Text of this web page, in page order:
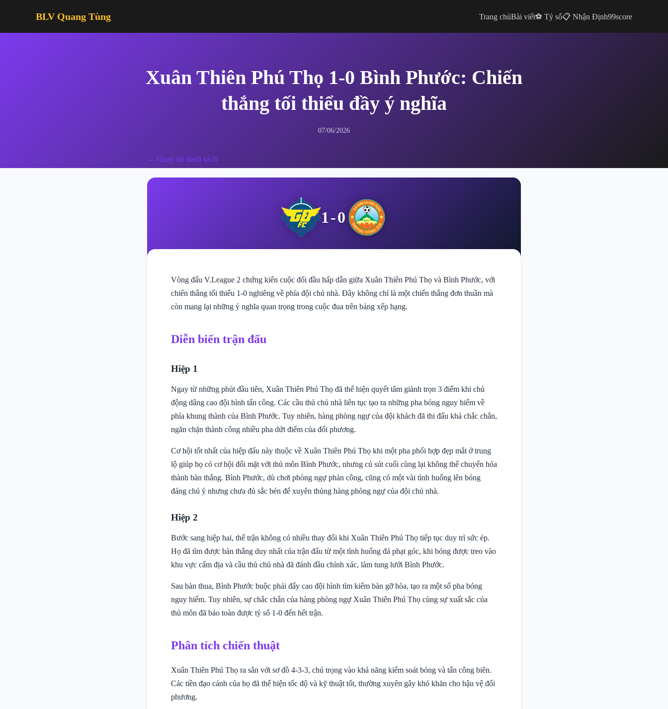
BLV Quang Tùng Trang chủBài viết⚽ Tỷ số📋 Nhận Định99score
Xuân Thiên Phú Thọ 1-0 Bình Phước: Chiến
thắng tối thiểu đầy ý nghĩa
07/06/2026
← Quay lại danh sách
1-0
Vòng đấu V.League 2 chứng kiến cuộc đối đầu hấp dẫn giữa Xuân Thiên Phú Thọ và Bình Phước, với
chiến thắng tối thiểu 1-0 nghiêng về phía đội chủ nhà. Đây không chỉ là một chiến thắng đơn thuần mà
còn mang lại những ý nghĩa quan trọng trong cuộc đua trên bảng xếp hạng.
Diễn biến trận đấu
Hiệp 1
Ngay từ những phút đầu tiên, Xuân Thiên Phú Thọ đã thể hiện quyết tâm giành trọn 3 điểm khi chủ
động dâng cao đội hình tấn công. Các cầu thủ chủ nhà liên tục tạo ra những pha bóng nguy hiểm về
phía khung thành của Bình Phước. Tuy nhiên, hàng phòng ngự của đội khách đã thi đấu khá chắc chắn,
ngăn chặn thành công nhiều pha dứt điểm của đối phương.
Cơ hội tốt nhất của hiệp đấu này thuộc về Xuân Thiên Phú Thọ khi một pha phối hợp đẹp mắt ở trung
lộ giúp họ có cơ hội đối mặt với thủ môn Bình Phước, nhưng cú sút cuối cùng lại không thể chuyển hóa
thành bàn thắng. Bình Phước, dù chơi phòng ngự phản công, cũng có một vài tình huống lên bóng
đáng chú ý nhưng chưa đủ sắc bén để xuyên thủng hàng phòng ngự của đội chủ nhà.
Hiệp 2
Bước sang hiệp hai, thế trận không có nhiều thay đổi khi Xuân Thiên Phú Thọ tiếp tục duy trì sức ép.
Họ đã tìm được bàn thắng duy nhất của trận đấu từ một tình huống đá phạt góc, khi bóng được treo vào
khu vực cấm địa và cầu thủ chủ nhà đã đánh đầu chính xác, làm tung lưới Bình Phước.
Sau bàn thua, Bình Phước buộc phải đẩy cao đội hình tìm kiếm bàn gỡ hòa, tạo ra một số pha bóng
nguy hiểm. Tuy nhiên, sự chắc chắn của hàng phòng ngự Xuân Thiên Phú Thọ cùng sự xuất sắc của
thủ môn đã bảo toàn được tỷ số 1-0 đến hết trận.
Phân tích chiến thuật
Xuân Thiên Phú Thọ ra sân với sơ đồ 4-3-3, chú trọng vào khả năng kiểm soát bóng và tấn công biên.
Các tiền đạo cánh của họ đã thể hiện tốc độ và kỹ thuật tốt, thường xuyên gây khó khăn cho hậu vệ đối
phương.